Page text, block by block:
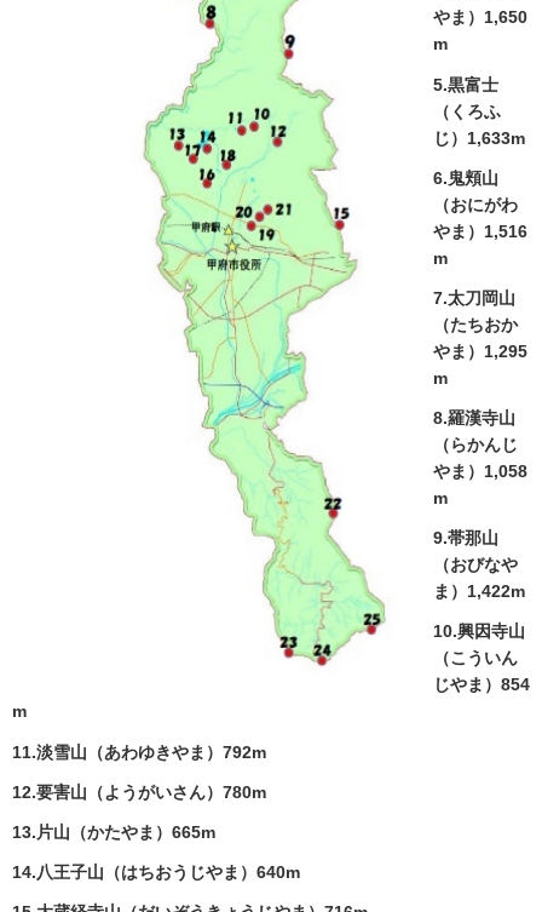
やま）1,650
m
5.黒富士
（くろふ
じ）1,633m
6.鬼頬山
（おにがわ
やま）1,516
m
7.太刀岡山
（たちおか
やま）1,295
m
8.羅漢寺山
（らかんじ
やま）1,058
m
9.帯那山
（おびなや
ま）1,422m
10.興因寺山
（こういん
じやま）854
m
11.淡雪山（あわゆきやま）792m
12.要害山（ようがいさん）780m
13.片山（かたやま）665m
14.八王子山（はちおうじやま）640m